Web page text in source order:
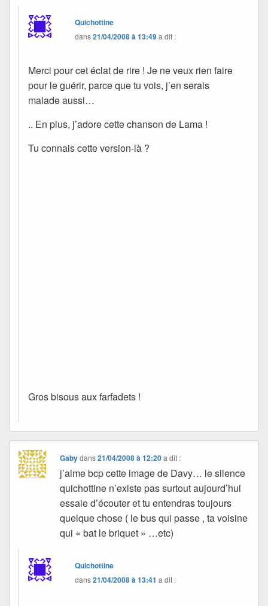
Quichottine
dans21/04/2008 à 13:49a dit :
Merci pour cet éclat de rire ! Je ne veux rien faire
pour le guérir, parce que tu vois, j’en serais
malade aussi…
.. En plus, j’adore cette chanson de Lama !
Tu connais cette version-là ?
Gros bisous aux farfadets !
Gabydans21/04/2008 à 12:20 a dit :
j’aime bcp cette image de Davy… le silence
quichottine n’existe pas surtout aujourd’hui
essaie d’écouter et tu entendras toujours
quelque chose ( le bus qui passe , ta voisine
qui « bat le briquet » …etc)
Quichottine
dans21/04/2008 à 13:41 a dit :